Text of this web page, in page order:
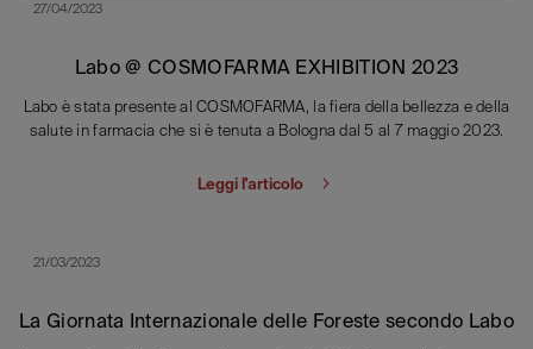
27/04/2023
Labo @ COSMOFARMA EXHIBITION 2023
Labo è stata presente al COSMOFARMA, la fiera della bellezza e della
salute in farmacia che si è tenuta a Bologna dal 5 al 7 maggio 2023.
Leggi l'articolo
21/03/2023
La Giornata Internazionale delle Foreste secondo Labo